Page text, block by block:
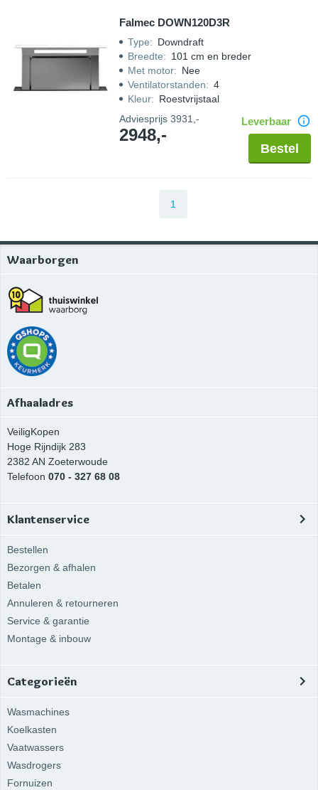
Falmec DOWN120D3R
Type: Downdraft
Breedte: 101 cm en breder
Met motor: Nee
Ventilatorstanden: 4
Kleur: Roestvrijstaal
Adviesprijs 3931,-
2948,-
Leverbaar
Bestel
1
Waarborgen
Afhaaladres
VeiligKopen
Hoge Rijndijk 283
2382 AN Zoeterwoude
Telefoon 070 - 327 68 08
Klantenservice
Bestellen
Bezorgen & afhalen
Betalen
Annuleren & retourneren
Service & garantie
Montage & inbouw
Categorieën
Wasmachines
Koelkasten
Vaatwassers
Wasdrogers
Fornuizen